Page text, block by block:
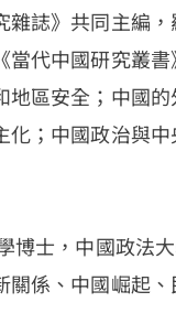
雜誌》共同主編
當代中國研究叢
地區安全；中國
；中國政治與
博士，中國政法
係、中國崛起